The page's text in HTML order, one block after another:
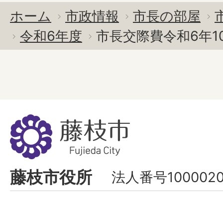
ホーム 市政情報 市長の部屋
令和6年度
市長交際費令和6年
藤
枝
市
Fujieda
City
藤枝市役所 法人番号